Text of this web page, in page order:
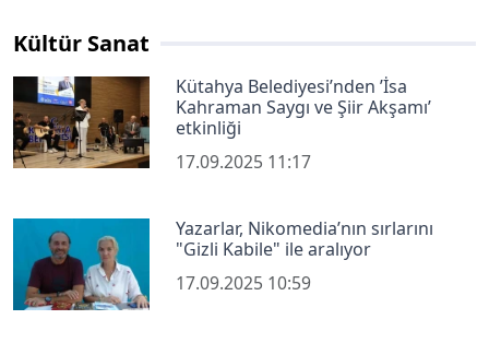
Kültür Sanat
Kütahya Belediyesi’nden ’İsa
Kahraman Saygı ve Şiir Akşamı’
etkinliği
17.09.2025 11:17
Yazarlar, Nikomedia’nın sırlarını
"Gizli Kabile" ile aralıyor
17.09.2025 10:59